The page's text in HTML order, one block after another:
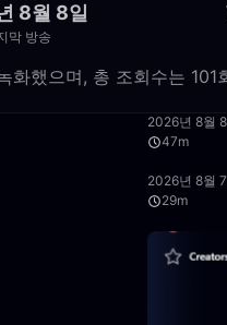
8월 8일
막 방송
했으며, 총 조회수는 101
2026년 8월
47m
2026년 8월
29m